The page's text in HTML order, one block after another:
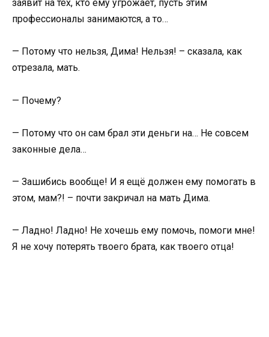
заявит на тех, кто ему угрожает, пусть этим
профессионалы занимаются, а то…
— Потому что нельзя, Дима! Нельзя! – сказала, как
отрезала, мать.
— Почему?
— Потому что он сам брал эти деньги на… Не совсем
законные дела…
— Зашибись вообще! И я ещё должен ему помогать в
этом, мам?! – почти закричал на мать Дима.
— Ладно! Ладно! Не хочешь ему помочь, помоги мне!
Я не хочу потерять твоего брата, как твоего отца!